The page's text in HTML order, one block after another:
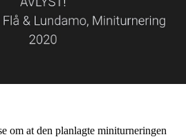
om at den planlagte miniturneringen